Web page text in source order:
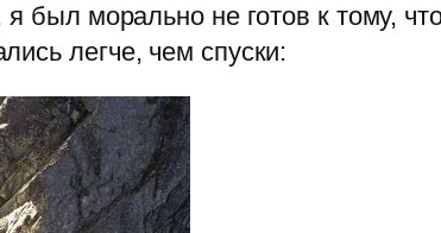
был морально не готов к тому,
легче, чем спуски: